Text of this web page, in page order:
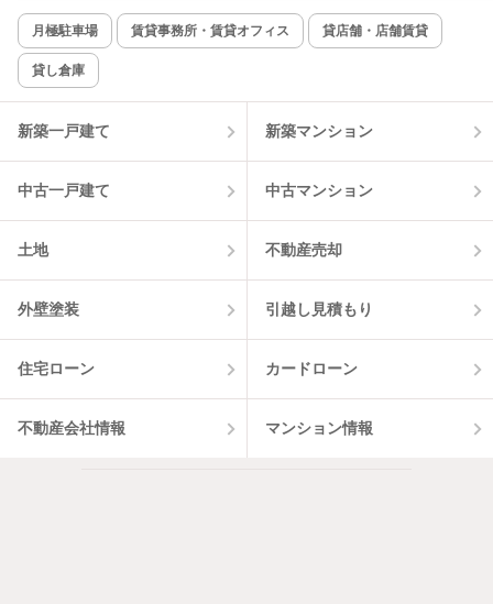
月極駐車場 賃貸事務所・賃貸オフィス 貸店舗・店舗賃貸
貸し倉庫
新築一戸建て 新築マンション
中古一戸建て 中古マンション
土地 不動産売却
外壁塗装 引越し見積もり
住宅ローン カードローン
不動産会社情報 マンション情報